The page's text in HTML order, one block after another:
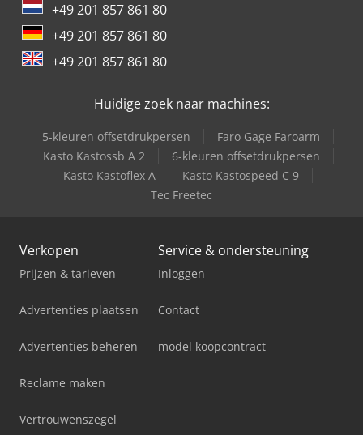
+49 201 857 861 80
+49 201 857 861 80
+49 201 857 861 80
Huidige zoek naar machines:
5-kleuren offsetdrukpersen
Faro Gage Faroarm
Kasto Kastossb A 2
6-kleuren offsetdrukpersen
Kasto Kastoflex A
Kasto Kastospeed C 9
Tec Freetec
Verkopen
Prijzen & tarieven
Advertenties plaatsen
Advertenties beheren
Reclame maken
Vertrouwenszegel
Service & ondersteuning
Inloggen
Contact
model koopcontract